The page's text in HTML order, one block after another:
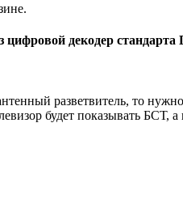
цифровой декодер стандарта
разветвитель, то
будет показывать БСТ,